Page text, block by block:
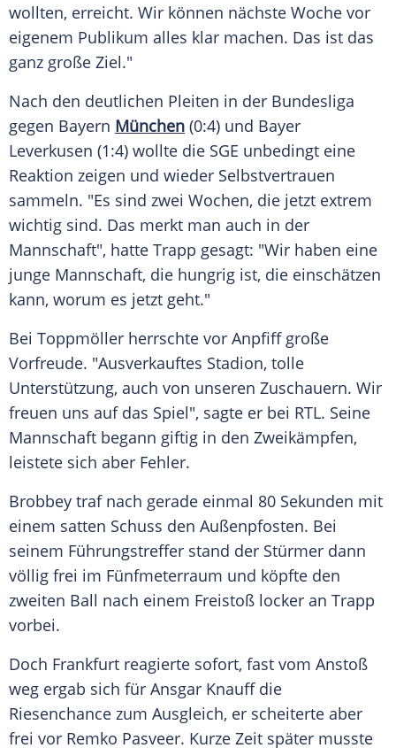
wollten, erreicht. Wir können nächste Woche vor
eigenem Publikum alles klar machen. Das ist das
ganz große Ziel."
Nach den deutlichen Pleiten in der Bundesliga
gegen Bayern München (0:4) und Bayer
Leverkusen (1:4) wollte die SGE unbedingt eine
Reaktion zeigen und wieder Selbstvertrauen
sammeln. "Es sind zwei Wochen, die jetzt extrem
wichtig sind. Das merkt man auch in der
Mannschaft", hatte Trapp gesagt: "Wir haben eine
junge Mannschaft, die hungrig ist, die einschätzen
kann, worum es jetzt geht."
Bei Toppmöller herrschte vor Anpfiff große
Vorfreude. "Ausverkauftes Stadion, tolle
Unterstützung, auch von unseren Zuschauern. Wir
freuen uns auf das Spiel", sagte er bei RTL. Seine
Mannschaft begann giftig in den Zweikämpfen,
leistete sich aber Fehler.
Brobbey traf nach gerade einmal 80 Sekunden mit
einem satten Schuss den Außenpfosten. Bei
seinem Führungstreffer stand der Stürmer dann
völlig frei im Fünfmeterraum und köpfte den
zweiten Ball nach einem Freistoß locker an Trapp
vorbei.
Doch Frankfurt reagierte sofort, fast vom Anstoß
weg ergab sich für Ansgar Knauffdie
Riesenchance zum Ausgleich, er scheiterte aber
frei vor Remko Pasveer. Kurze Zeit später musste